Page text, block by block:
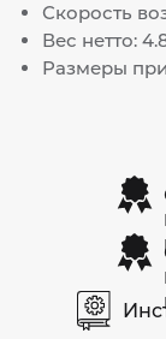
Скорость
Вес нетто:
Размеры